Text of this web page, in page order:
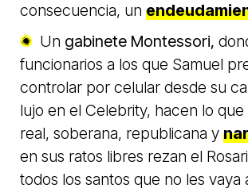
consecuencia, un
Un gabinete Montessori,
funcionarios a los que Samuel
controlar por celular desde su
lujo en el Celebrity, hacen lo
real, soberana, republicana y
en sus ratos libres rezan el
todos los santos que no les vaya